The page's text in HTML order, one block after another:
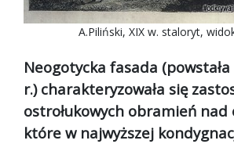
A.Piliński, XIX w. staloryt,
Neogotycka fasada
r.) charakteryzowała się
ostrołukowych obramień nad
które w najwyższej